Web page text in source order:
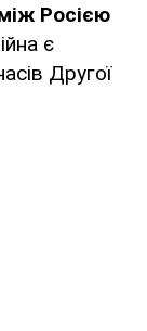
Росією
є
Другої